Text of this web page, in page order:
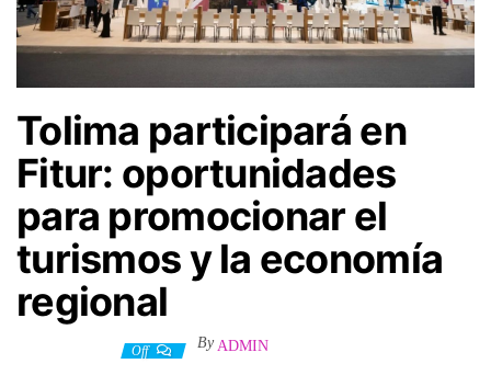
Tolima participará en
Fitur: oportunidades
para promocionar el
turismos y la economía
regional
Off By ADMIN